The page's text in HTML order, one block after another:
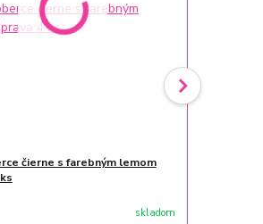
čierne s farebným lemom
skladom